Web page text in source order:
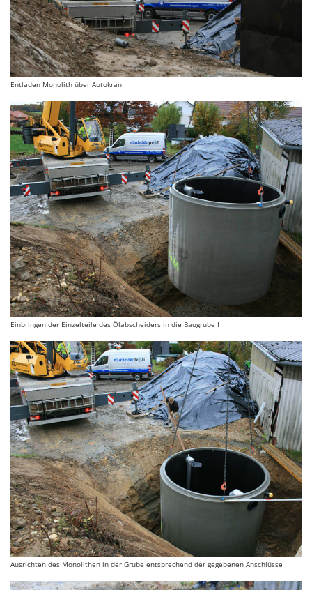
Entladen Monolith über Autokran
Einbringen der Einzelteile des Ölabscheiders in die Baugrube I
Ausrichten des Monolithen in der Grube entsprechend der gegebenen Anschlüsse